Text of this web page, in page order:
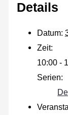
Details
Datum:
Zeit:
10:00 -
Serien: